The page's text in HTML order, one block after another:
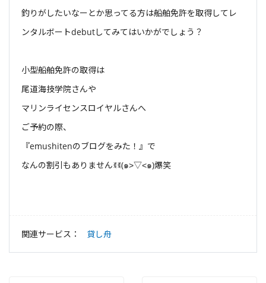
釣りがしたいなーとか思ってる方は船舶免許を取得してレ
ンタルボートdebutしてみてはいかがでしょう？
小型船舶免許の取得は
尾道海技学院さんや
マリンライセンスロイヤルさんへ
ご予約の際、
『emushitenのブログをみた！』で
なんの割引もありませんꉂꉂ(๑˃▽˂๑)爆笑
関連サービス： 貸し舟